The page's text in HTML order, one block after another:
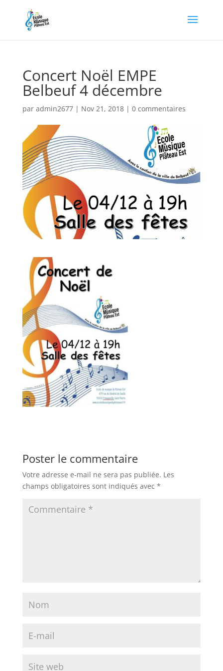
Concert Noël EMPE
Belbeuf 4 décembre
par admin2677| Nov 21, 2018| 0 commentaires
Poster le commentaire
Votre adresse e-mail ne sera pas publiée. Les
champs obligatoires sont indiqués avec *